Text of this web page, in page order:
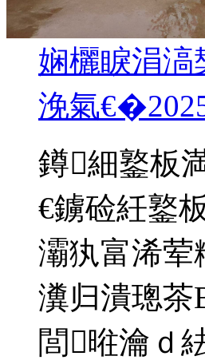
娴欐睙涓滈
浼氣€�
鐏細鐜板
€鐪硷紝鐜
灞犱富浠荤
瀵归潰璁
閭暀瀹ｄ